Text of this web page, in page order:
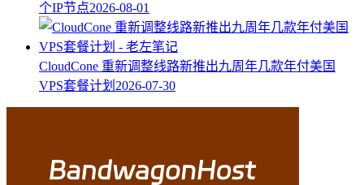
个IP节点2026-08-01
CloudCone 重新调整线路新推出九周年几款年付美国
VPS套餐计划 2026-07-30